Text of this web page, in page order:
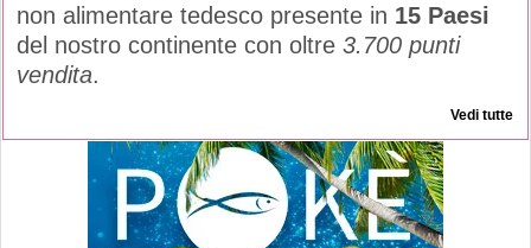
non alimentare tedesco presente in 15 Paesi
del nostro continente con oltre 3.700 punti
vendita.
Vedi tutte